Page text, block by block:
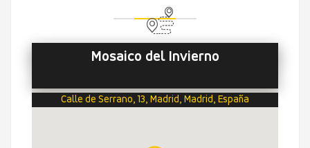
Mosaico del Invierno
Calle de Serrano, 13, Madrid, Madrid, España